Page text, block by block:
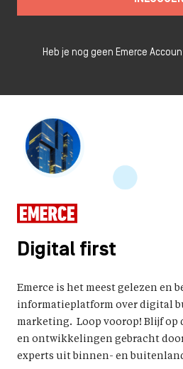
Digital first
Emerce is het meest gelezen en
informatieplatform over digital
marketing. Loop voorop! Blijf op
en ontwikkelingen gebracht
experts uit binnen- en
Heb je nog geen Emerce